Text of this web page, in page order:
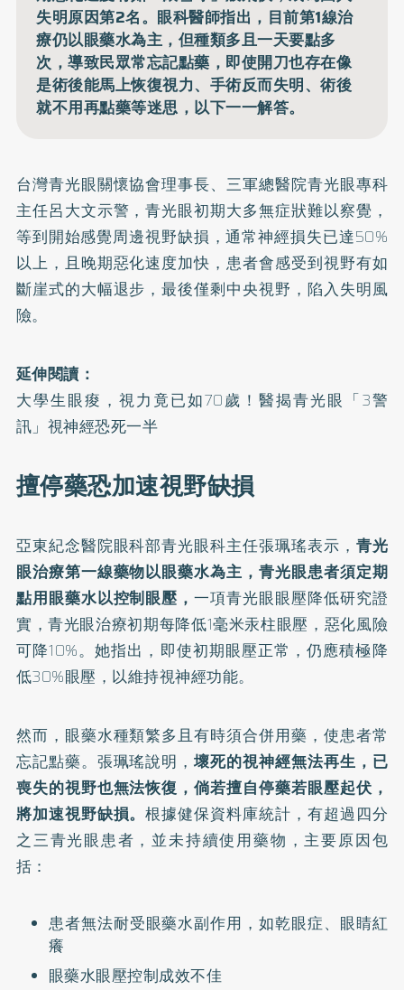
失明原因第2名。眼科醫師指出，目前第1線治
療仍以眼藥水為主，但種類多且一天要點多
次，導致民眾常忘記點藥，即使開刀也存在像
是術後能馬上恢復視力、手術反而失明、術後
就不用再點藥等迷思，以下一一解答。
台灣青光眼關懷協會理事長、三軍總醫院青光眼專科
主任呂大文示警，青光眼初期大多無症狀難以察覺，
等到開始感覺周邊視野缺損，通常神經損失已達50%
以上，且晚期惡化速度加快，患者會感受到視野有如
斷崖式的大幅退步，最後僅剩中央視野，陷入失明風
險。
延伸閱讀：
大學生眼痠，視力竟已如70歲！醫揭青光眼「3警
訊」視神經恐死一半
擅停藥恐加速視野缺損
亞東紀念醫院眼科部青光眼科主任張珮瑤表示， 青光
眼治療第一線藥物以眼藥水為主，青光眼患者須定期
點用眼藥水以控制眼壓，一項青光眼眼壓降低研究證
實，青光眼治療初期每降低1毫米汞柱眼壓，惡化風險
可降10%。她指出，即使初期眼壓正常，仍應積極降
低30%眼壓，以維持視神經功能。
然而，眼藥水種類繁多且有時須合併用藥，使患者常
忘記點藥。張珮瑤說明，壞死的視神經無法再生，已
喪失的視野也無法恢復，倘若擅自停藥若眼壓起伏，
將加速視野缺損。根據健保資料庫統計，有超過四分
之三青光眼患者，並未持續使用藥物，主要原因包
括：
患者無法耐受眼藥水副作用，如乾眼症、眼睛紅
癢
眼藥水眼壓控制成效不佳